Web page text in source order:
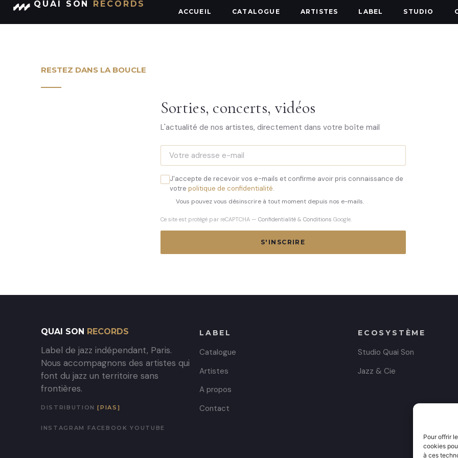
Pour offrir
cookies
à ces
QUAI SON RECORDS
ACCUEIL CATALOGUE ARTISTES LABEL STUDIO
Catégorie :Arnaud Dolmen
RESTEZ DANS LA BOUCLE
Sorties, concerts, vidéos
L'actualité de nos artistes, directement dans votre boîte mail
J'accepte de recevoir vos e-mails et confirme avoir pris connaissance de
votre politique de confidentialité.
Vous pouvez vous désinscrire à tout moment depuis nos e-mails.
Ce site est protégé par reCAPTCHA — Confidentialité& Conditions Google.
S'INSCRIRE
QUAI SON RECORDS
Label de jazz indépendant, Paris.
Nous accompagnons des artistes qui
font du jazz un territoire sans
frontières.
DISTRIBUTION[PIAS]
INSTAGRAM FACEBOOK YOUTUBE
LABEL
Catalogue
Artistes
A propos
Contact
ECOSYSTÈME
Studio Quai Son
Jazz & Cie